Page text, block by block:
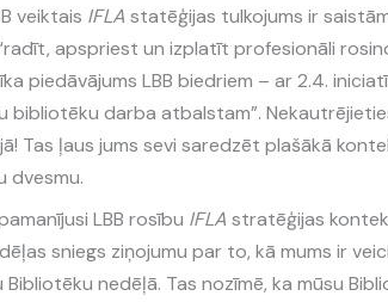
veiktais IFLA statēģijas tulkojums ir
apspriest un izplatīt profesionāli
piedāvājums LBB biedriem – ar 2.4.
bibliotēku darba atbalstam”.
Tas ļaus jums sevi saredzēt plašākā
dvesmu.
LBB rosību IFLA stratēģijas
sniegs ziņojumu par to, kā mums ir
Bibliotēku nedēļā. Tas nozīmē, ka mūsu